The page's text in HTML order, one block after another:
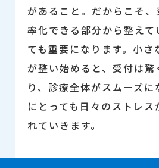
があること。だからこそ
率化できる部分から整えて
ても重要になります。小さ
が整い始めると、受付は驚
り、診療全体がスムーズに
にとっても日々のストレス
れていきます。